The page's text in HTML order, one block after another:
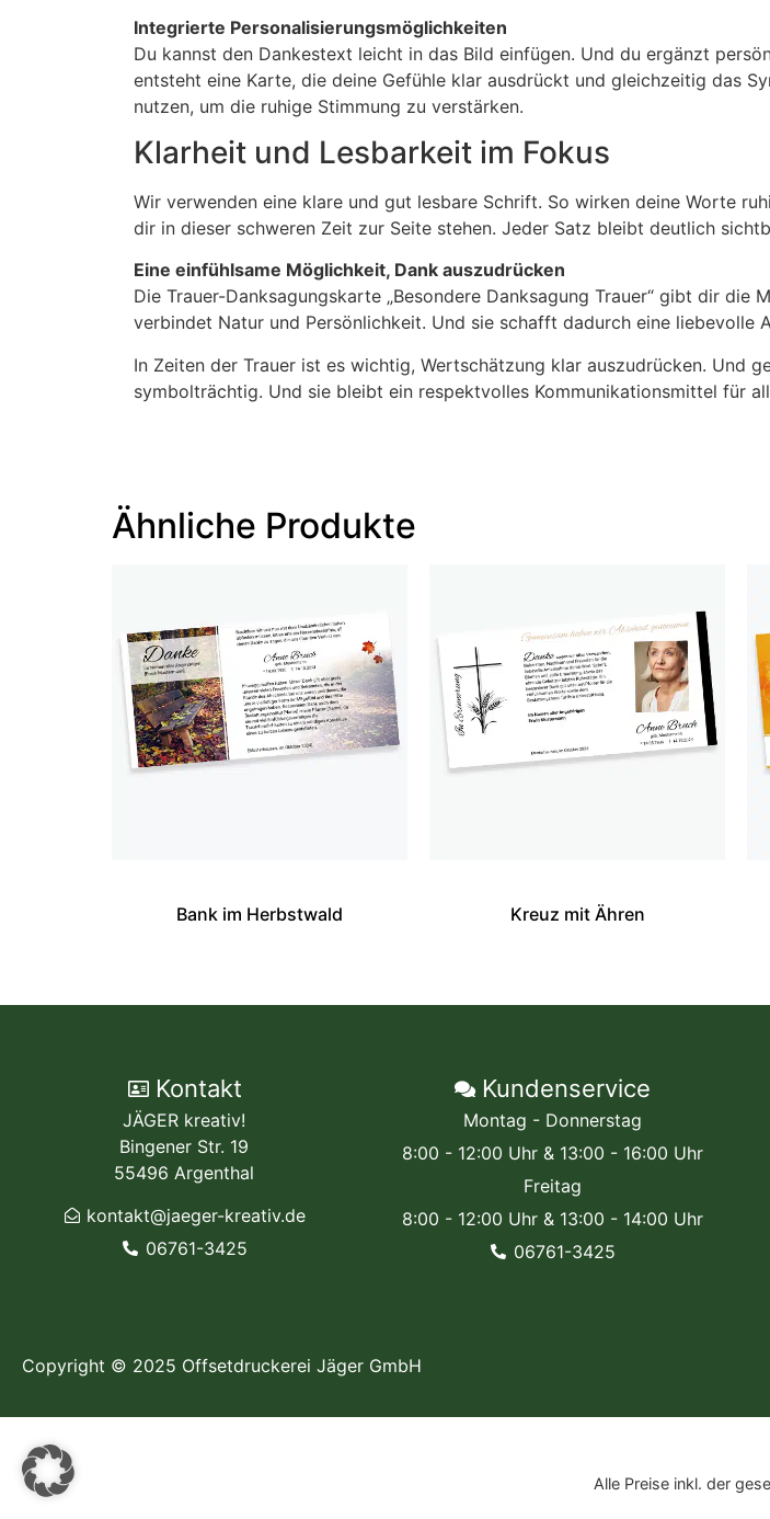
Integrierte Personalisierungsmöglichkeiten
Du kannst den Dankestext leicht in das Bild einfügen. Und du ergänzt
entsteht eine Karte, die deine Gefühle klar ausdrückt und gleichzeitig das
nutzen, um die ruhige Stimmung zu verstärken.
Klarheit und Lesbarkeit im Fokus
Wir verwenden eine klare und gut lesbare Schrift. So wirken deine Worte
dir in dieser schweren Zeit zur Seite stehen. Jeder Satz bleibt deutlich
Eine einfühlsame Möglichkeit, Dank auszudrücken
Die Trauer-Danksagungskarte „Besondere Danksagung Trauer“ gibt dir
verbindet Natur und Persönlichkeit. Und sie schafft dadurch eine liebevolle
In Zeiten der Trauer ist es wichtig, Wertschätzung klar auszudrücken. Und
symbolträchtig. Und sie bleibt ein respektvolles Kommunikationsmittel für
Ähnliche Produkte
Bank im Herbstwald Kreuz mit Ähren
Kontakt
JÄGER kreativ!
Bingener Str. 19
55496 Argenthal
kontakt@jaeger-kreativ.de
06761-3425
Kundenservice
Montag - Donnerstag
8:00 - 12:00 Uhr & 13:00 - 16:00 Uhr
Freitag
8:00 - 12:00 Uhr & 13:00 - 14:00 Uhr
06761-3425
Copyright © 2025 Offsetdruckerei Jäger GmbH
Alle Preise inkl. der